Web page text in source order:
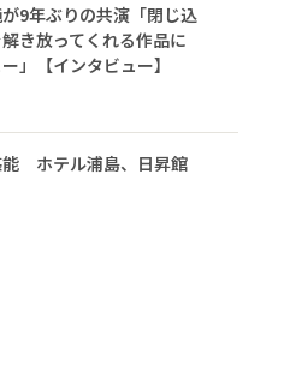
9年ぶりの共演「閉じ込
き放ってくれる作品に
」【インタビュー】
能 ホテル浦島、日昇館